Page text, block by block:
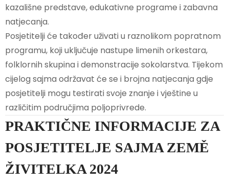
kazališne predstave, edukativne programe i zabavna
natjecanja.
Posjetitelji će također uživati u raznolikom popratnom
programu, koji uključuje nastupe limenih orkestara,
folklornih skupina i demonstracije sokolarstva. Tijekom
cijelog sajma održavat će se i brojna natjecanja gdje
posjetitelji mogu testirati svoje znanje i vještine u
različitim područjima poljoprivrede.
PRAKTIČNE INFORMACIJE ZA
POSJETITELJE SAJMA ZEMĚ
ŽIVITELKA 2024